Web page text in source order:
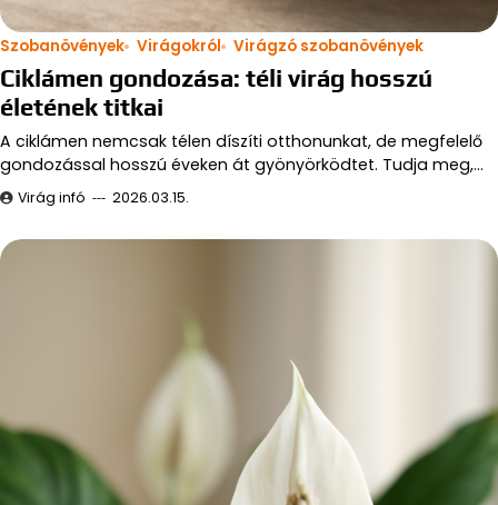
Szobanövények Virágokról Virágzó szobanövények
Ciklámen gondozása: téli virág hosszú
életének titkai
A ciklámen nemcsak télen díszíti otthonunkat, de megfelelő
gondozással hosszú éveken át gyönyörködtet. Tudja meg,…
Virág infó 2026.03.15.